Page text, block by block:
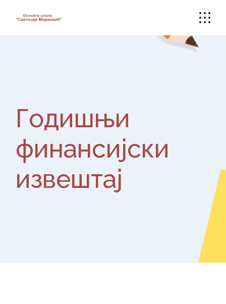
Годишњи
финансијски
извештај